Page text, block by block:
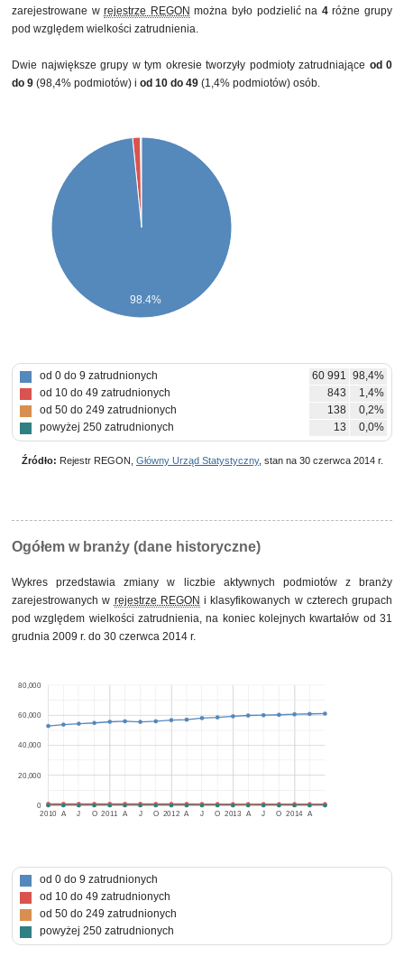
zarejestrowane wrejestrze REGON można było podzielić na 4różne grupy
pod względem wielkości zatrudnienia.
Dwie największe grupy w tym okresie tworzyły podmioty zatrudniające od 0
do 9 (98,4% podmiotów) i od 10 do 49 (1,4% podmiotów) osób.
98.4%
od 0 do 9 zatrudnionych 60 991 98,4%
od 10 do 49 zatrudnionych
843
1,4%
od 50 do 249 zatrudnionych
138
0,2%
powyżej 250 zatrudnionych
13 0,0%
Źródło: Rejestr REGON, Główny Urząd Statystyczny, stan na 30 czerwca 2014 r.
Ogółem w branży (dane historyczne)
Wykres przedstawia zmiany w liczbie aktywnych podmiotów z branży
zarejestrowanych w rejestrze REGON i klasyfikowanych w czterech grupach
pod względem wielkości zatrudnienia, na koniec kolejnych kwartałów od 31
grudnia 2009 r. do 30 czerwca 2014 r.
2010 2011 2012 2013 2014
A J O A J O A J O A J O A
0
20,000
40,000
60,000
80,000
od 0 do 9 zatrudnionych
od 10 do 49 zatrudnionych
od 50 do 249 zatrudnionych
powyżej 250 zatrudnionych